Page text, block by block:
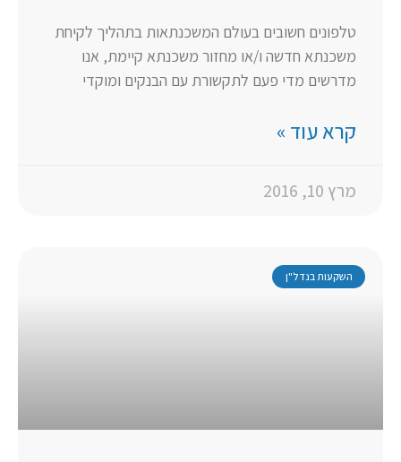
טלפונים חשובים בעולם המשכנתאות בתהליך לקיחת
משכנתא חדשה ו/או מחזור משכנתא קיימת, אנו
מדרשים מדי פעם לתקשורת עם הבנקים ומוקדי
קרא עוד »
מרץ 10, 2016
השקעות בנדל"ן